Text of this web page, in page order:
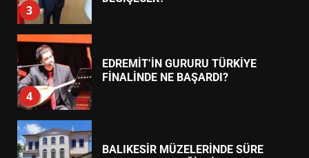
3
4
EDREMİT’İN GURURU TÜRKİYE
FİNALİNDE NE BAŞARDI?
BALIKESİR MÜZELERİNDE SÜRE